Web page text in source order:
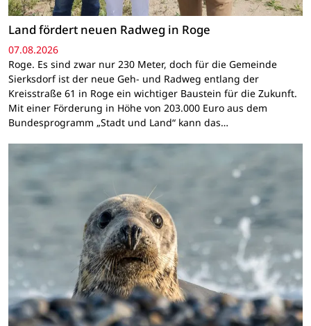
Land fördert neuen Radweg in Roge
07.08.2026
Roge. Es sind zwar nur 230 Meter, doch für die Gemeinde
Sierksdorf ist der neue Geh- und Radweg entlang der
Kreisstraße 61 in Roge ein wichtiger Baustein für die Zukunft.
Mit einer Förderung in Höhe von 203.000 Euro aus dem
Bundesprogramm „Stadt und Land“ kann das…